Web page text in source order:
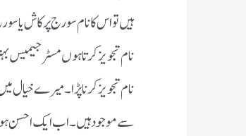
ہیں تو اس کا نام سورج پرکاش یا
نام تجویز کرتا ہوں مسٹر جیمیس
نام تجویز کرنا پڑا ۔ میرے
سے موجود ہیں ۔ اب ایک احسن